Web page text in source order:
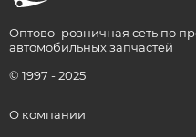
Оптово–розничная сеть по
автомобильных запчастей
© 1997 - 2025
О компании